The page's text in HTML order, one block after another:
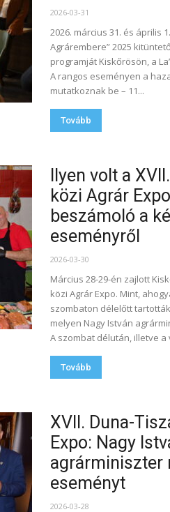
2026-03-31
2026. március 31. és április
Agrárembere” 2025
programját Kiskőrösön, a
A rangos eseményen a
mutatkoznak be – 11...
Tovább
Ilyen volt a
közi Agrár
beszámoló a
eseményről
2026-03-30
Március 28-29-én zajlott
közi Agrár Expo. Mint,
szombaton délelőtt
melyen Nagy István
A szombat délután, illetve a
Tovább
XVII. Duna-
Expo: Nagy
agrárminiszter
eseményt
2026-03-28